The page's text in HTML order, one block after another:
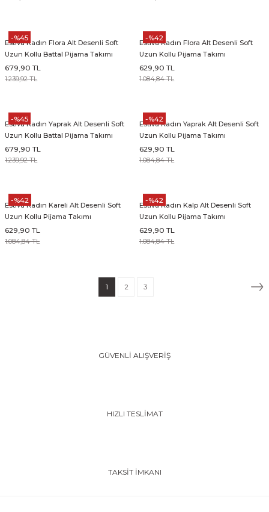
-%45
Estiva Kadın Flora Alt Desenli Soft
Uzun Kollu Battal Pijama Takımı
679,90 TL
1.239,92 TL
-%42
Estiva Kadın Flora Alt Desenli Soft
Uzun Kollu Pijama Takımı
629,90 TL
1.084,84 TL
-%45
Estiva Kadın Yaprak Alt Desenli Soft
Uzun Kollu Battal Pijama Takımı
679,90 TL
1.239,92 TL
-%42
Estiva Kadın Yaprak Alt Desenli Soft
Uzun Kollu Pijama Takımı
629,90 TL
1.084,84 TL
-%42
Estiva Kadın Kareli Alt Desenli Soft
Uzun Kollu Pijama Takımı
629,90 TL
1.084,84 TL
-%42
Estiva Kadın Kalp Alt Desenli Soft
Uzun Kollu Pijama Takımı
629,90 TL
1.084,84 TL
1 2 3
GÜVENLİ ALIŞVERİŞ
HIZLI TESLİMAT
TAKSİT İMKANI